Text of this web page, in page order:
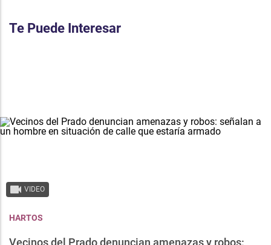
Te Puede Interesar
VIDEO
HARTOS
Vecinos del Prado denuncian amenazas y robos: